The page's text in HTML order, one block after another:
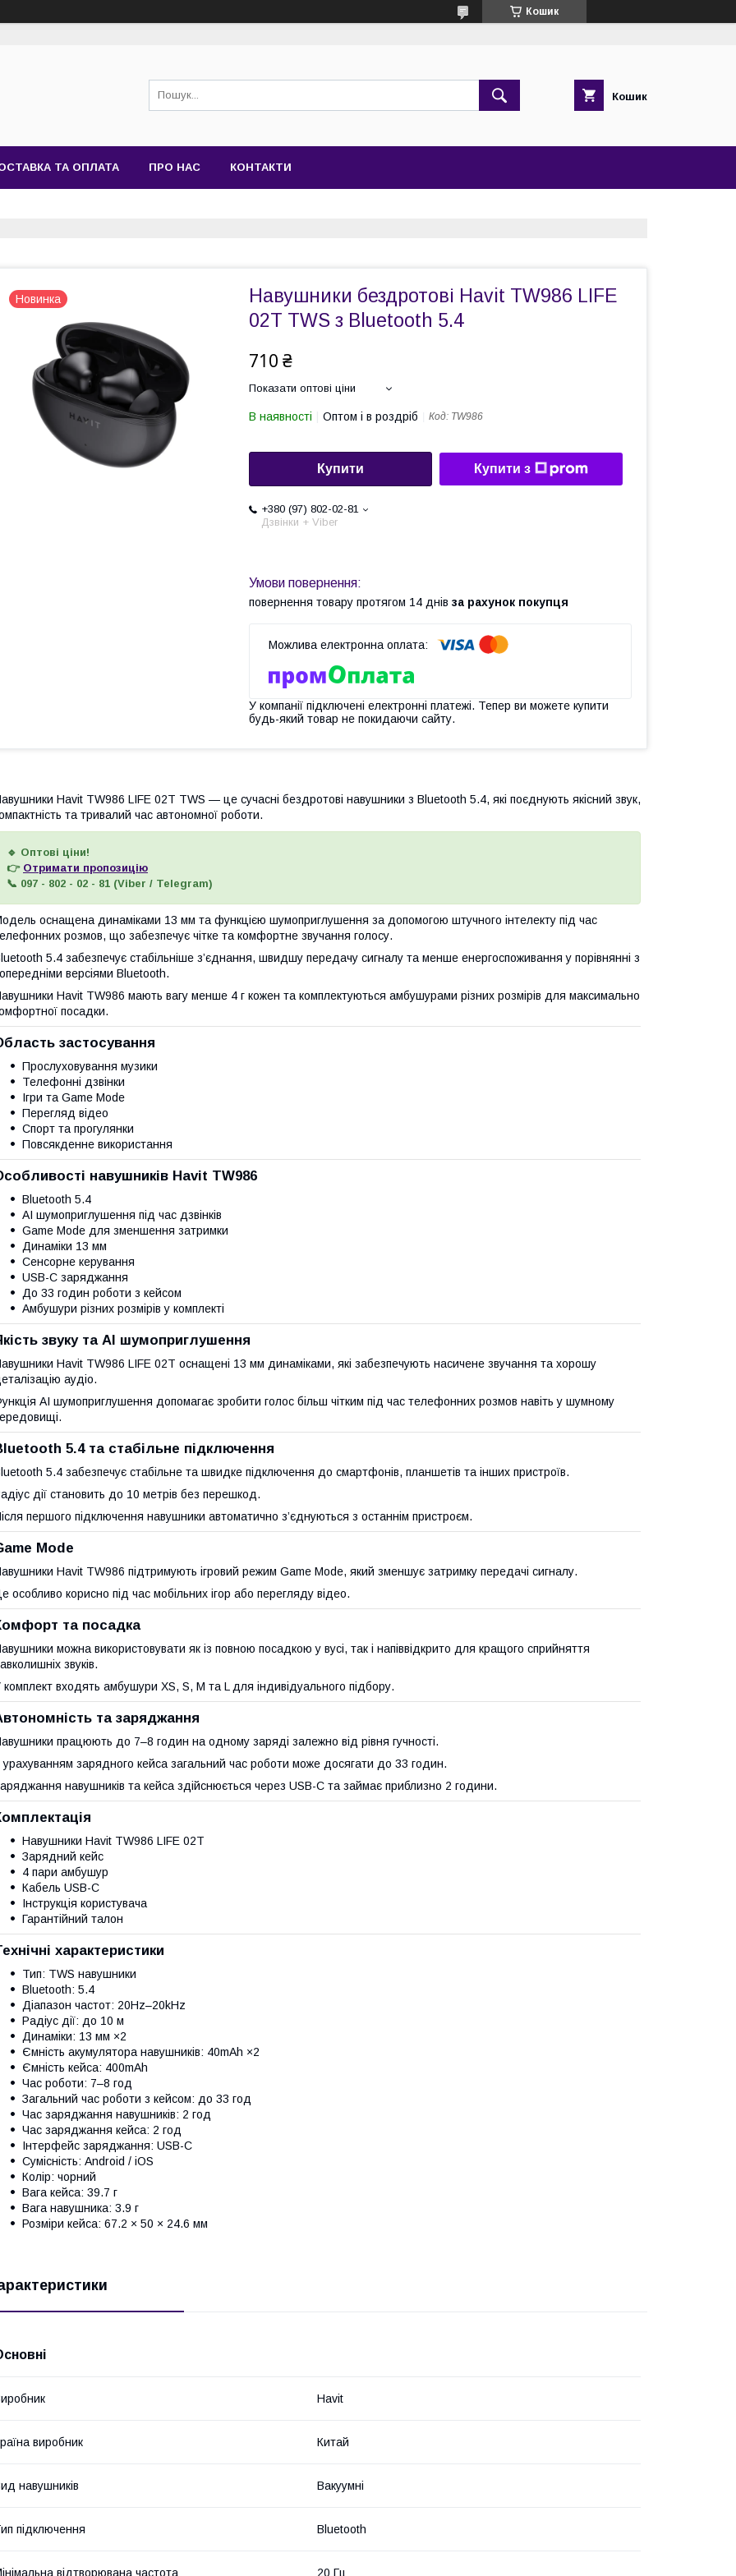
Кошик
Кошик
ТА ОПЛАТА ПРО НАС КОНТАКТИ
Новинка
Навушники бездротові Havit TW986 LIFE
02T TWS з Bluetooth 5.4
710 ₴
Показати оптові ціни
В наявності Оптом і в роздріб Код: TW986
Купити Купити з
+380 (97) 802-02-81
Дзвінки + Viber
повернення товару протягом 14 днів за рахунок покупця
У компанії підключені електронні платежі. Тепер ви можете купити
будь-який товар не покидаючи сайту.
Havit TW986 LIFE 02T TWS — це сучасні бездротові навушники з Bluetooth 5.4, які поєднують якісний звук,
та тривалий час автономної роботи.
🔹 Оптові ціни!
👉 Отримати пропозицію
📞 097 - 802 - 02 - 81 (Viber / Telegram)
оснащена динаміками 13 мм та функцією шумоприглушення за допомогою штучного інтелекту під час
розмов, що забезпечує чітке та комфортне звучання голосу.
5.4 забезпечує стабільніше з’єднання, швидшу передачу сигналу та менше енергоспоживання у порівнянні з
версіями Bluetooth.
Havit TW986 мають вагу менше 4 г кожен та комплектуються амбушурами різних розмірів для максимально
посадки.
застосування
Прослуховування музики
Телефонні дзвінки
Ігри та Game Mode
Перегляд відео
Спорт та прогулянки
Повсякденне використання
навушників Havit TW986
Bluetooth 5.4
AI шумоприглушення під час дзвінків
Game Mode для зменшення затримки
Динаміки 13 мм
Сенсорне керування
USB-C заряджання
До 33 годин роботи з кейсом
Амбушури різних розмірів у комплекті
звуку та AI шумоприглушення
Havit TW986 LIFE 02T оснащені 13 мм динаміками, які забезпечують насичене звучання та хорошу
аудіо.
AI шумоприглушення допомагає зробити голос більш чітким під час телефонних розмов навіть у шумному
5.4 та стабільне підключення
5.4 забезпечує стабільне та швидке підключення до смартфонів, планшетів та інших пристроїв.
дії становить до 10 метрів без перешкод.
першого підключення навушники автоматично з’єднуються з останнім пристроєм.
Mode
Havit TW986 підтримують ігровий режим Game Mode, який зменшує затримку передачі сигналу.
особливо корисно під час мобільних ігор або перегляду відео.
та посадка
можна використовувати як із повною посадкою у вусі, так і напіввідкрито для кращого сприйняття
звуків.
комплект входять амбушури XS, S, M та L для індивідуального підбору.
та заряджання
працюють до 7–8 годин на одному заряді залежно від рівня гучності.
урахуванням зарядного кейса загальний час роботи може досягати до 33 годин.
навушників та кейса здійснюється через USB-C та займає приблизно 2 години.
Навушники Havit TW986 LIFE 02T
Зарядний кейс
4 пари амбушур
Кабель USB-C
Інструкція користувача
Гарантійний талон
характеристики
Тип: TWS навушники
Bluetooth: 5.4
Діапазон частот: 20Hz–20kHz
Радіус дії: до 10 м
Динаміки: 13 мм ×2
Ємність акумулятора навушників: 40mAh ×2
Ємність кейса: 400mAh
Час роботи: 7–8 год
Загальний час роботи з кейсом: до 33 год
Час заряджання навушників: 2 год
Час заряджання кейса: 2 год
Інтерфейс заряджання: USB-C
Сумісність: Android / iOS
Колір: чорний
Вага кейса: 39.7 г
Вага навушника: 3.9 г
Розміри кейса: 67.2 × 50 × 24.6 мм
Havit
виробник Китай
навушників Вакуумні
підключення Bluetooth
відтворювана частота 20 Гц